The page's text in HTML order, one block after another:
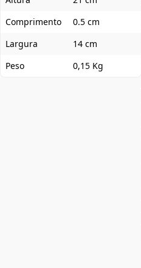
Comprimento
0.5 cm
Largura
14 cm
Peso
0,15 Kg